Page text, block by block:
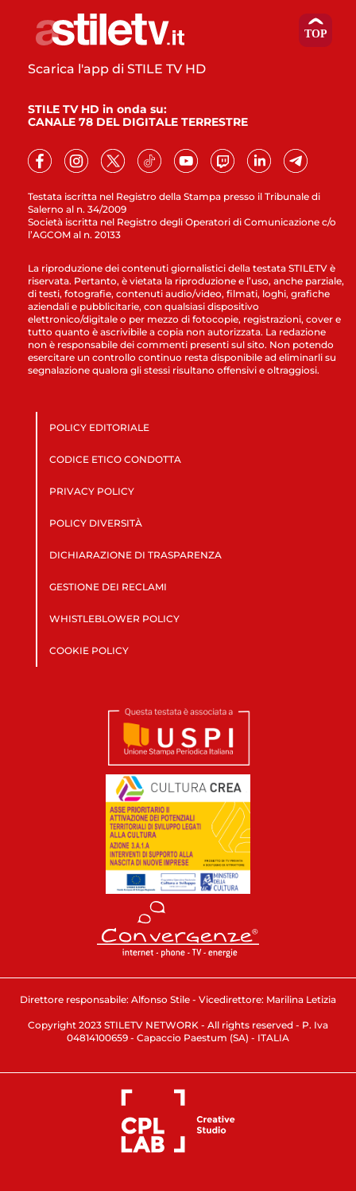
Testata iscritta nel Registro della Stampa presso il Tribunale di
Salerno al n. 34/2009
Società iscritta nel Registro degli Operatori di Comunicazione c/o
l’AGCOM al n. 20133
Scarica l'app di STILE TV HD
STILE TV HD in onda su:
CANALE 78 DEL DIGITALE TERRESTRE
La riproduzione dei contenuti giornalistici della testata STILETV è
riservata. Pertanto, è vietata la riproduzione e l’uso, anche parziale,
di testi, fotografie, contenuti audio/video, filmati, loghi, grafiche
aziendali e pubblicitarie, con qualsiasi dispositivo
elettronico/digitale o per mezzo di fotocopie, registrazioni, cover e
tutto quanto è ascrivibile a copia non autorizzata. La redazione
non è responsabile dei commenti presenti sul sito. Non potendo
esercitare un controllo continuo resta disponibile ad eliminarli su
segnalazione qualora gli stessi risultano offensivi e oltraggiosi.
POLICY EDITORIALE
CODICE ETICO CONDOTTA
PRIVACY POLICY
POLICY DIVERSITÀ
DICHIARAZIONE DI TRASPARENZA
GESTIONE DEI RECLAMI
WHISTLEBLOWER POLICY
COOKIE POLICY
Direttore responsabile: Alfonso Stile - Vicedirettore: Marilina Letizia
Copyright 2023 STILETV NETWORK - All rights reserved - P. Iva
04814100659 - Capaccio Paestum (SA) - ITALIA